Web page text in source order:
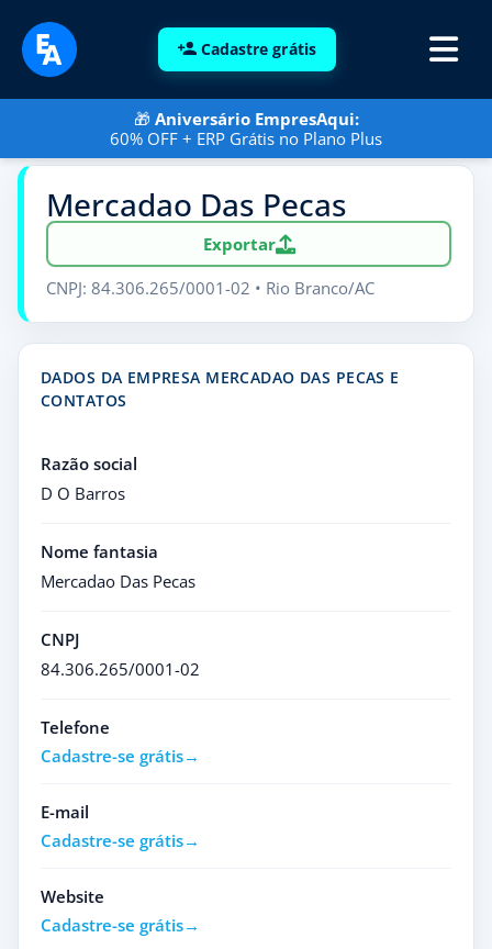
Cadastre grátis
🎁 Aniversário EmpresAqui:
60% OFF + ERP Grátis no Plano Plus
Mercadao Das Pecas
Exportar
CNPJ: 84.306.265/0001-02 • Rio Branco/AC
DADOS DA EMPRESA MERCADAO DAS PECAS E
CONTATOS
Razão social
D O Barros
Nome fantasia
Mercadao Das Pecas
CNPJ
84.306.265/0001-02
Telefone
Cadastre-se grátis
E-mail
Cadastre-se grátis
Website
Cadastre-se grátis